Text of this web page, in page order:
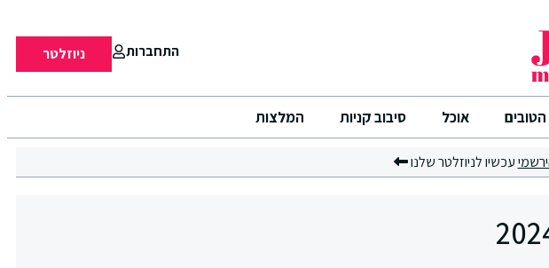
התחברות ניוזלטר
הטובים אוכל סיבוב קניות המלצות
עכשיו לניוזלטר שלנו